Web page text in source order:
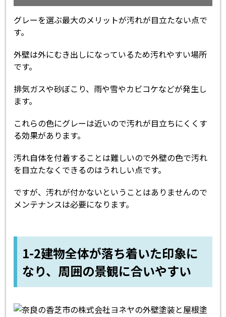
グレーを選ぶ最大のメリットが汚れが目立たない点で
す。
外壁は外にむき出しになっているため汚れやすい場所
です。
排気ガスや砂ぼこり、雨や雪やカビコケなどが発生し
ます。
これらの色にグレーは近いので汚れが目立ちにくくす
る効果があります。
汚れ自体を付着することは難しいので外壁の色で汚れ
を目立たなくできるのはうれしい点です。
ですが、汚れが付かないということはありませんので
メンテナンスは必要になります。
1-2建物全体が落ち着いた印象に
なり、周囲の景観に合いやすい